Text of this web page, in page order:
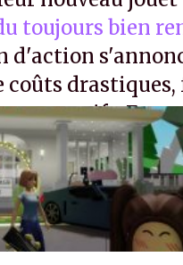
toujours bien
d'action
drastiques,
massifs. En
le reste.P.